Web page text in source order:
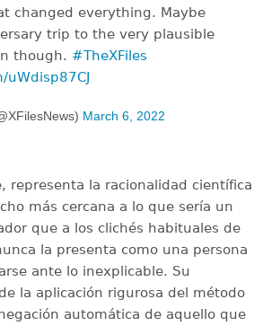
changed everything. Maybe
trip to the very plausible
though. #TheXFiles
March 6, 2022
representa la racionalidad científica
más cercana a lo que sería un
que a los clichés habituales de
la presenta como una persona
ante lo inexplicable. Su
la aplicación rigurosa del método
automática de aquello que